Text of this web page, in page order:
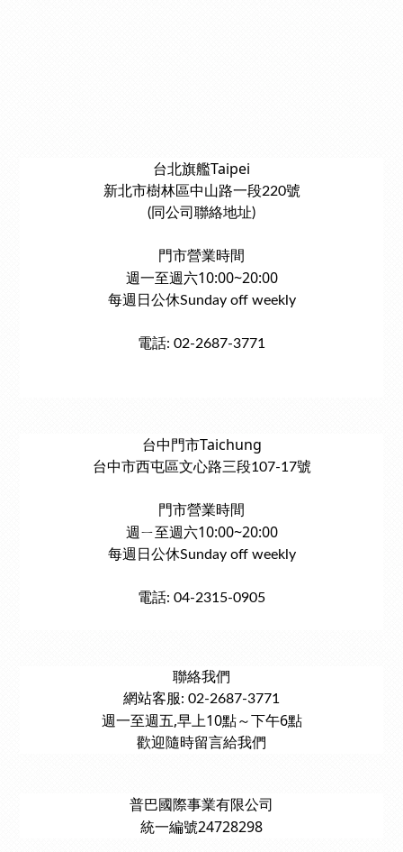
台北旗艦Taipei
新北市樹林區中山路一段220號
(同公司聯絡地址)
門市營業時間
週一至週六10:00~20:00
每週日公休Sunday off weekly
電話: 02-2687-3771
台中門市Taichung
台中市西屯區文心路三段107-17號
門市營業時間
週ㄧ至週六10:00~20:00
每週日公休Sunday off weekly
電話: 04-2315-0905
聯絡我們
網站客服: 02-2687-3771
週一至週五,早上10點～下午6點
歡迎隨時留言給我們
普巴國際事業有限公司
統一編號24728298